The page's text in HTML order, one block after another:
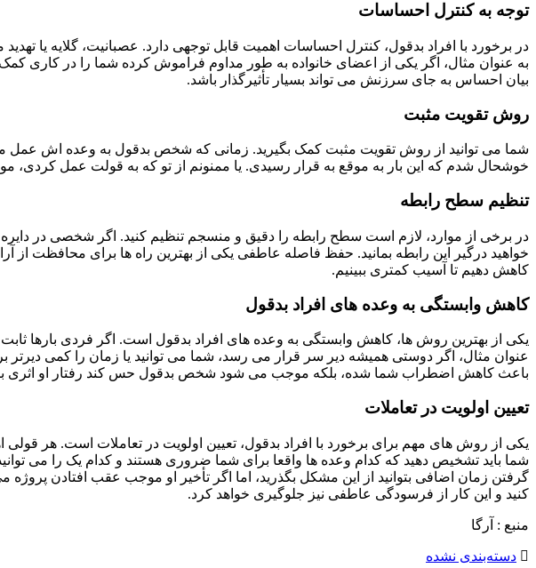
توجه به کنترل احساسات
در برخورد با افراد بدقول، کنترل احساسات اهمیت قابل توجهی دارد. عصبانیت، گلایه یا
به عنوان مثال، اگر یکی از اعضای خانواده به طور مداوم فراموش کرده شما را در کاری
بیان احساس به جای سرزنش می تواند بسیار تأثیرگذار باشد.
روش تقویت مثبت
شما می توانید از روش تقویت مثبت کمک بگیرید. زمانی که شخص بدقول به وعده اش عمل می
خوشحال شدم که این بار به موقع به قرار رسیدی. یا ممنونم از تو که به قولت عمل
تنظیم سطح رابطه
در برخی از موارد، لازم است سطح رابطه را دقیق و منسجم تنظیم کنید. اگر شخصی در دایره
خواهید درگیر این رابطه بمانید. حفظ فاصله عاطفی یکی از بهترین راه ها برای محافظت از
کاهش دهیم تا آسیب کمتری ببینیم.
کاهش وابستگی به وعده های افراد بدقول
یکی از بهترین روش ها، کاهش وابستگی به وعده های افراد بدقول است. اگر فردی بارها
عنوان مثال، اگر دوستی همیشه دیر سر قرار می رسد، شما می توانید یا زمان را کمی دیرتر
باعث کاهش اضطراب شما شده، بلکه موجب می شود شخص بدقول حس کند رفتار او اثری بر
تعیین اولویت در تعاملات
یکی از روش های مهم برای برخورد با افراد بدقول، تعیین اولویت در تعاملات است. هر
شما باید تشخیص دهید که کدام وعده ها واقعا برای شما ضروری هستند و کدام یک را می
گرفتن زمان اضافی بتوانید از این مشکل بگذرید، اما اگر تأخیر او موجب عقب افتادن
کنید و این کار از فرسودگی عاطفی نیز جلوگیری خواهد کرد.
منبع : آرگا
دسته‌بندی نشده